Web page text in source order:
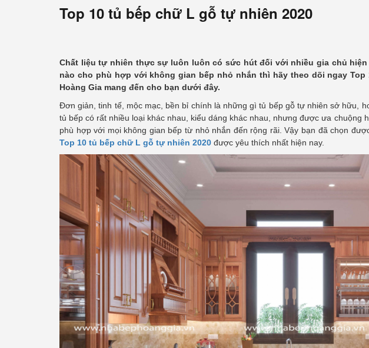
Top 10 tủ bếp chữ L gỗ tự nhiên 2020
Chất liệu tự nhiên thực sự luôn luôn có sức hút đối với nhiều gia chủ
nào cho phù hợp với không gian bếp nhỏ nhắn thì hãy theo dõi ngay Top
Hoàng Gia mang đến cho bạn dưới đây.
Đơn giản, tinh tế, mộc mạc, bền bỉ chính là những gì tủ bếp gỗ tự nhiên sở hữu,
tủ bếp có rất nhiều loại khác nhau, kiểu dáng khác nhau, nhưng được ưa chuộng
phù hợp với mọi không gian bếp từ nhỏ nhắn đến rộng rãi. Vậy bạn đã chọn
Top 10 tủ bếp chữ L gỗ tự nhiên 2020 được yêu thích nhất hiện nay.